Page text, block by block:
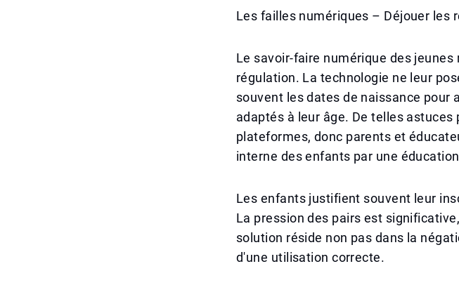
Les failles numériques – Déjouer les
Le savoir-faire numérique des
régulation. La technologie ne leur
souvent les dates de naissance pour
adaptés à leur âge. De telles
plateformes, donc parents et
interne des enfants par une
Les enfants justifient souvent leur
La pression des pairs est
solution réside non pas dans la
d'une utilisation correcte.